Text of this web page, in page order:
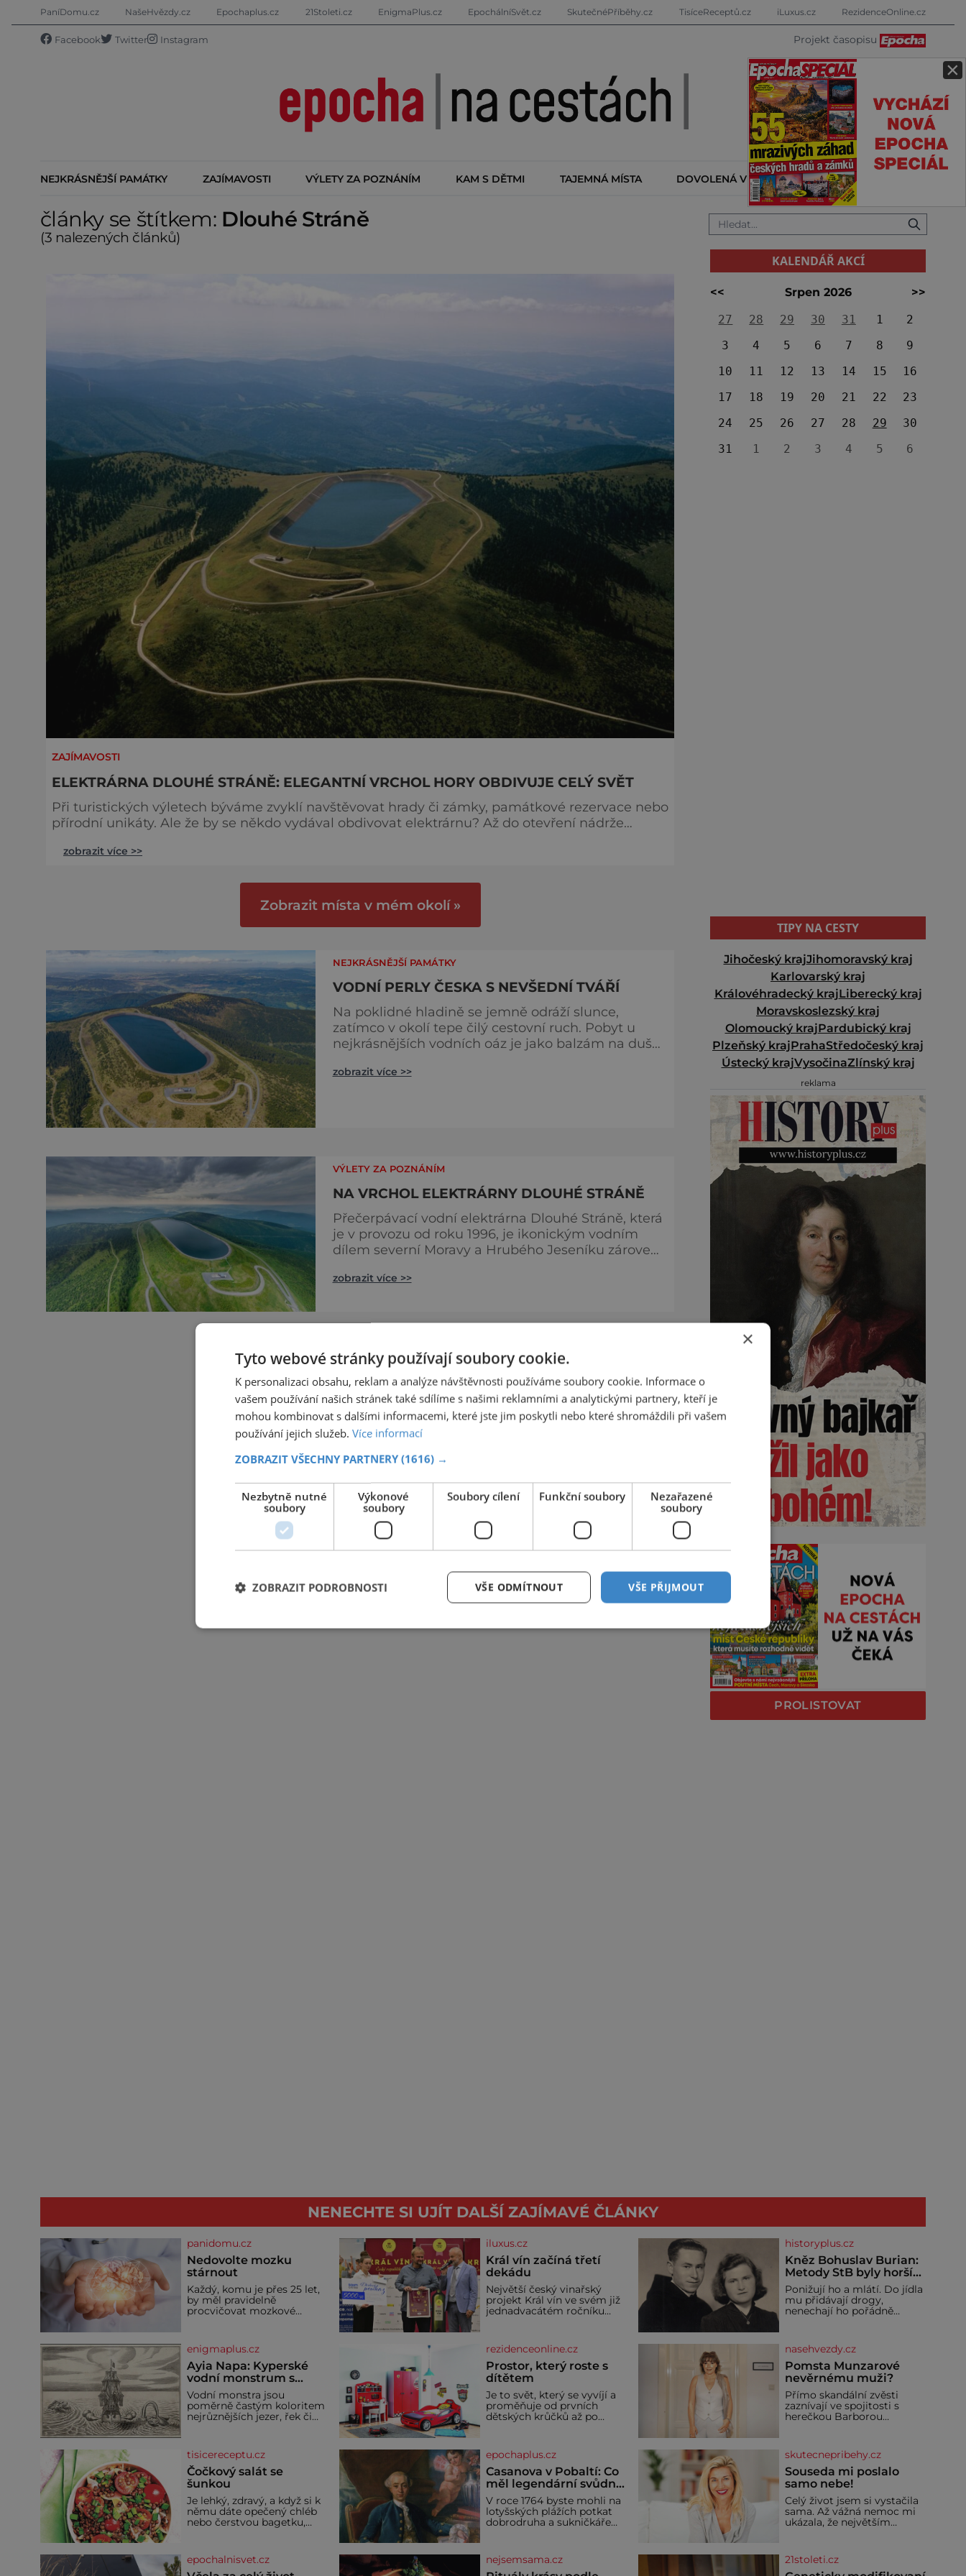
×
PaníDomu.cz NašeHvězdy.cz Epochaplus.cz 21Stoleti.cz EnigmaPlus.cz EpochálníSvět.cz SkutečnéPříběhy.cz TisíceReceptů.cz iLuxus.cz RezidenceOnline.cz
Facebook Twitter Instagram Projekt časopisu
NEJKRÁSNĚJŠÍ PAMÁTKY ZAJÍMAVOSTI VÝLETY ZA POZNÁNÍM KAM S DĚTMI TAJEMNÁ MÍSTA DOVOLENÁ V ZAHRANIČÍ KALENDÁŘ AKCÍ
články se štítkem: Dlouhé Stráně
(3 nalezených článků)
ZAJÍMAVOSTI
ELEKTRÁRNA DLOUHÉ STRÁNĚ: ELEGANTNÍ VRCHOL HORY OBDIVUJE CELÝ SVĚT
Při turistických výletech býváme zvyklí navštěvovat hrady či zámky, památkové rezervace nebo
přírodní unikáty. Ale že by se někdo vydával obdivovat elektrárnu? Až do otevření nádrže
Jeseníků bude třeba posílit stabilitu elektrické soustavy, tedy rovnováhu mezi aktuální
zobrazit více >>
Zobrazit místa v mém okolí »
NEJKRÁSNĚJŠÍ PAMÁTKY
VODNÍ PERLY ČESKA S NEVŠEDNÍ TVÁŘÍ
Na poklidné hladině se jemně odráží slunce,
zatímco v okolí tepe čilý cestovní ruch. Pobyt u
nejkrásnějších vodních oáz je jako balzám na duši,
vychutnávat. Za kterými vodními unikáty se
zobrazit více >>
VÝLETY ZA POZNÁNÍM
NA VRCHOL ELEKTRÁRNY DLOUHÉ STRÁNĚ
Přečerpávací vodní elektrárna Dlouhé Stráně, která
je v provozu od roku 1996, je ikonickým vodním
dílem severní Moravy a Hrubého Jeseníku zároveň.
zařadila mezi 7 největších divů České republiky,
zobrazit více >>
KALENDÁŘ AKCÍ
<< Srpen 2026
>>
27
28 29 30 31 1
2
3
4 5 6 7 8
9
10
11 12 13 14 15
16
17
18 19 20 21 22
23
24
25 26 27 28 29
30
31
1 2 3 4 5 6
TIPY NA CESTY
Jihočeský krajJihomoravský kraj
Karlovarský kraj
Královéhradecký krajLiberecký kraj
Moravskoslezský kraj
Olomoucký krajPardubický kraj
Plzeňský krajPrahaStředočeský kraj
Ústecký krajVysočinaZlínský kraj
reklama
PROLISTOVAT
NENECHTE SI UJÍT DALŠÍ ZAJÍMAVÉ ČLÁNKY
panidomu.cz
Nedovolte mozku
stárnout
Každý, komu je přes 25 let,
by měl pravidelně
procvičovat mozkové
paměť. Možná máte
problém vzpomenout si na
jméno kolegy z práce. Nebo
marně v paměti lovíte
nedávno přečetli. Je to
opravdu tak, s věkem jako
kdyby se paměť rozhodla
iluxus.cz
Král vín začíná třetí
dekádu
Největší český vinařský
projekt Král vín ve svém již
jednadvacátém ročníku
porota z celkem 1260
vzorků od 157 vinařů. Král
vín, který se – i pře
historyplus.cz
Kněz Bohuslav Burian:
Metody StB byly horší
než gestapácké
trýznění
Ponižují ho a mlátí. Do jídla
mu přidávají drogy,
nenechají ho pořádně
kruté týrání nevydrží a
estébákům podepíše
všechno, co po něm chtějí.
Svým podpisem jim potvrdí
výslechů nikdo nevyvíjel
fyzický ani psychický nátlak.
Syn brněnského řezníka
enigmaplus.cz
Ayia Napa: Kyperské
vodní monstrum s
mírumilovnou povahou
Vodní monstra jsou
poměrně častým koloritem
nejrůznějších jezer, řek či
místo zviditelnit a
přitáhnout k němu
pozornost záhadám
nakloněných turi
rezidenceonline.cz
Prostor, který roste s
dítětem
Je to svět, který se vyvíjí a
proměňuje od prvních
dětských krůčků až po
bezpečí, kreativitu,
soustředění i odpočinek a
reaguje na každou etapu
života a specifické potřeby
dítěte. Pro nejmenší je
klíčová jednoduchost,
měkkost a bezpečí, proto
by pokoj miminka měl
nasehvezdy.cz
Pomsta Munzarové
nevěrnému muži?
Přímo skandální zvěsti
zaznívají ve spojitosti s
herečkou Barborou
Munzarová měla být totiž
viděna s jakýmsi
sympaťákem, s nímž se
velmi družně, až d
tisicereceptu.cz
Čočkový salát se
šunkou
Je lehký, zdravý, a když si k
němu dáte opečený chléb
nebo čerstvou bagetku,
oblíbené čočky 150 g cherry
rajčátek 1 velká červená
epochaplus.cz
Casanova v Pobaltí: Co
měl legendární svůdník
společného se
svobodnými zednáři?
V roce 1764 byste mohli na
lotyšských plážích potkat
dobrodruha a sukničkáře
však nebyla turistickým
výletem, ale ryze pracovní
skutecnepribehy.cz
Souseda mi poslalo
samo nebe!
Celý život jsem si vystačila
sama. Až vážná nemoc mi
ukázala, že největším
který je ochotný podat
pomocnou ruku. Vždycky
epochalnisvet.cz nejsemsama.cz 21stoleti.cz
×
Tyto webové stránky používají soubory cookie.
K personalizaci obsahu, reklam a analýze návštěvnosti používáme soubory cookie. Informace o
vašem používání našich stránek také sdílíme s našimi reklamními a analytickými partnery, kteří je
mohou kombinovat s dalšími informacemi, které jste jim poskytli nebo které shromáždili při vašem
používání jejich služeb. Více informací
ZOBRAZIT VŠECHNY PARTNERY (1616) →
Nezbytně nutné
soubory
Výkonové
soubory
Soubory cílení Funkční soubory
Nezařazené
soubory
VŠE PŘIJMOUT
VŠE ODMÍTNOUT
ZOBRAZIT PODROBNOSTI